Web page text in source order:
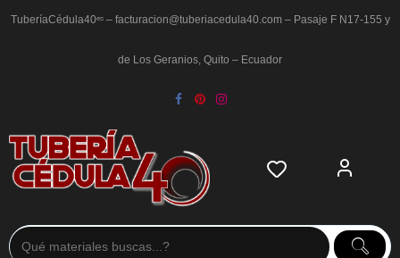
TuberíaCédula40ᵉᶜ – facturacion@tuberiacedula40.com – Pasaje F N17-155 y
de Los Geranios, Quito – Ecuador